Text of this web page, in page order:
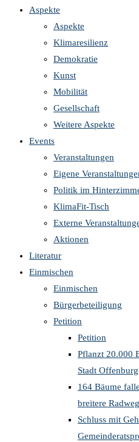
Aspekte
Aspekte
Klimaresilienz
Demokratie
Kunst
Mobilität
Gesellschaft
Weitere Aspekte
Events
Veranstaltungen
Eigene
Politik im
KlimaFit-Tisch
Externe
Aktionen
Literatur
Einmischen
Einmischen
Bürgerbeteiligung
Petition
Petition
Pflanzt 20.000
Stadt Offenburg
164 Bäume
breitere
Schluss mit